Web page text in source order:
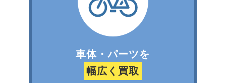
車体・パーツを
幅広く買取